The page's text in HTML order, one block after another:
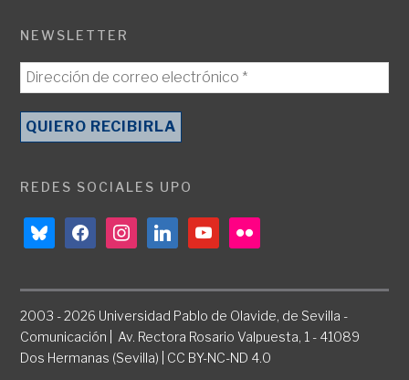
NEWSLETTER
REDES SOCIALES UPO
blueskyfacebookinstagramlinkedinyoutubeflickr
2003 - 2026 Universidad Pablo de Olavide, de Sevilla -
Comunicación | Av. Rectora Rosario Valpuesta, 1 - 41089
Dos Hermanas (Sevilla) | CC BY-NC-ND 4.0